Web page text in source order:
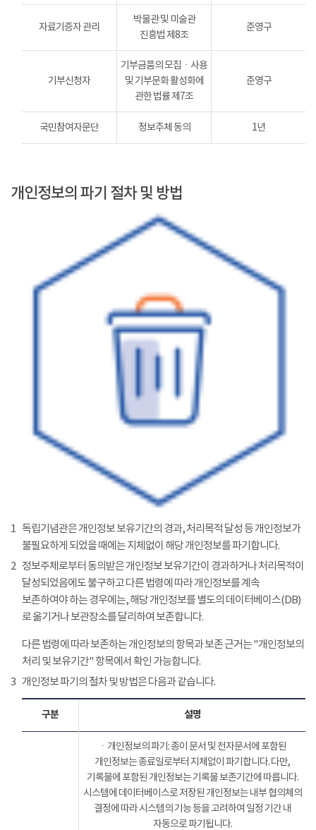
자료기증자 관리
박물관 및 미술관
진흥법 제8조
준영구
기부신청자
기부금품의 모집ㆍ사용
및 기부문화 활성화에
관한 법률 제7조
준영구
국민참여자문단 정보주체 동의 1년
개인정보의 파기 절차 및 방법
1 독립기념관은 개인정보 보유기간의 경과, 처리목적 달성 등 개인정보가
불필요하게 되었을 때에는 지체없이 해당 개인정보를 파기합니다.
2 정보주체로부터 동의받은 개인정보 보유기간이 경과하거나 처리목적이
달성되었음에도 불구하고 다른 법령에 따라 개인정보를 계속
보존하여야 하는 경우에는, 해당 개인정보를 별도의 데이터베이스(DB)
로 옮기거나 보관장소를 달리하여 보존합니다.
다른 법령에 따라 보존하는 개인정보의 항목과 보존 근거는 "개인정보의
처리 및 보유기간" 항목에서 확인 가능합니다.
3 개인정보 파기의 절차 및 방법은 다음과 같습니다.
구분 설명
ㆍ개인정보의 파기: 종이 문서 및 전자문서에 포함된
개인정보는 종료일로부터 지체없이 파기합니다. 다만,
기록물에 포함된 개인정보는 기록물 보존기간에 따릅니다.
시스템에 데이터베이스로 저장된 개인정보는 내부 협의체의
결정에 따라 시스템의 기능 등을 고려하여 일정 기간 내
자동으로 파기됩니다.